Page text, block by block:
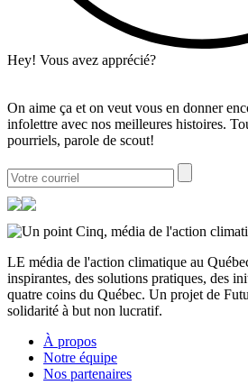
Hey! Vous avez apprécié?
On aime ça et on veut vous en donner
infolettre avec nos meilleures histoires.
pourriels, parole de scout!
LE média de l'action climatique au
inspirantes, des solutions pratiques, des
quatre coins du Québec. Un projet de
solidarité à but non lucratif.
À propos
Notre équipe
Nos partenaires